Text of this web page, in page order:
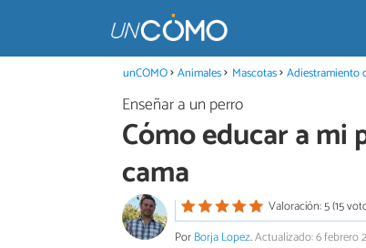
unCOMO Animales Mascotas Adiestramiento
Enseñar a un perro
Cómo educar a mi
cama
Valoración: 5 (15
PorBorja Lopez.Actualizado: 6 febrero